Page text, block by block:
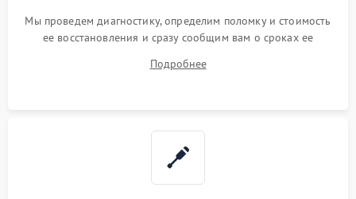
Мы проведем диагностику, определим поломку и стоимость
ее восстановления и сразу сообщим вам о сроках ее
Подробнее